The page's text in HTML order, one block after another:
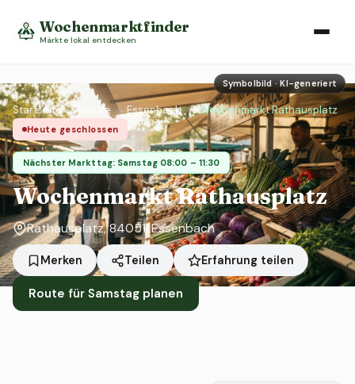
Wochenmarktfinder
Märkte lokal entdecken
Symbolbild · KI-generiert
Startseite › Städte › Essenbach › Wochenmarkt Rathausplatz
Heute geschlossen
Nächster Markttag: Samstag 08:00 – 11:30
Wochenmarkt Rathausplatz
Rathausplatz, 84051, Essenbach
Merken Teilen Erfahrung teilen
Route für Samstag planen